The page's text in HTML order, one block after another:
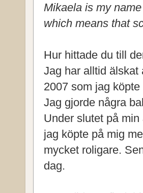
Mikaela is my
which means that
Hur hittade du till
Jag har alltid älskat
2007 som jag
Jag gjorde några
Under slutet på
jag köpte på mig
mycket roligare.
dag.